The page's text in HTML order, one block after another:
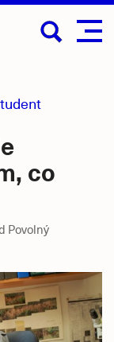
co
Povolný